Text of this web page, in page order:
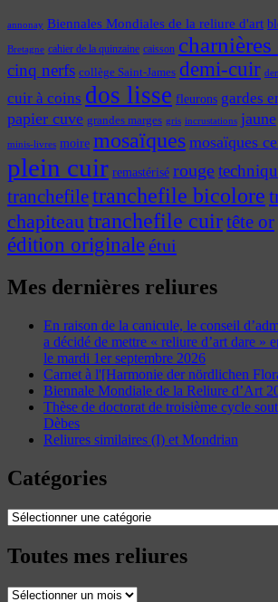
annonay Biennales Mondiales de la reliure d'art
Bretagne cahier de la quinzaine caisson
cinq nerfs collège Saint-James demi-cuir
cuir à coins dos lisse fleurons gardes
papier cuve grandes marges gris incrustations jaune
minis-livres moire mosaïques mosaïques
plein cuir remastérisé rouge
tranchefiletranchefile bicolore
chapiteautranchefile cuirtête or
édition originaleétui
Mes dernières reliures
En raison de la canicule, le conseil
a décidé de mettre « reliure d’art dare »
le mardi 1er septembre 2026
Carnet à l'[Harmonie der nördlichen
Biennale Mondiale de la Reliure d’Art
Thèse de doctorat de troisième cycle
Dèbes
Reliures similaires (I) et Mondrian
Catégories
Catégories
Toutes mes reliures
Toutes